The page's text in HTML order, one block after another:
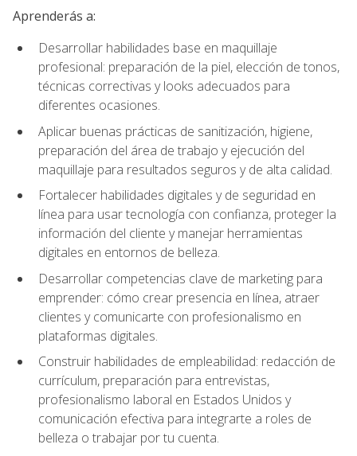
Aprenderás a:
Desarrollar habilidades base en maquillaje
profesional: preparación de la piel, elección de tonos,
técnicas correctivas y looks adecuados para
diferentes ocasiones.
Aplicar buenas prácticas de sanitización, higiene,
preparación del área de trabajo y ejecución del
maquillaje para resultados seguros y de alta calidad.
Fortalecer habilidades digitales y de seguridad en
línea para usar tecnología con confianza, proteger la
información del cliente y manejar herramientas
digitales en entornos de belleza.
Desarrollar competencias clave de marketing para
emprender: cómo crear presencia en línea, atraer
clientes y comunicarte con profesionalismo en
plataformas digitales.
Construir habilidades de empleabilidad: redacción de
currículum, preparación para entrevistas,
profesionalismo laboral en Estados Unidos y
comunicación efectiva para integrarte a roles de
belleza o trabajar por tu cuenta.